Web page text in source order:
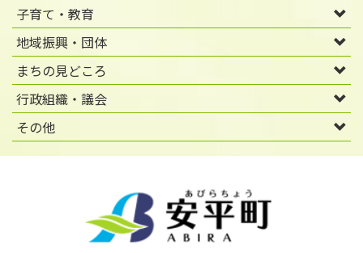
子育て・教育
地域振興・団体
まちの見どころ
行政組織・議会
その他